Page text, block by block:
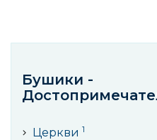
Бушики -
Церкви 1